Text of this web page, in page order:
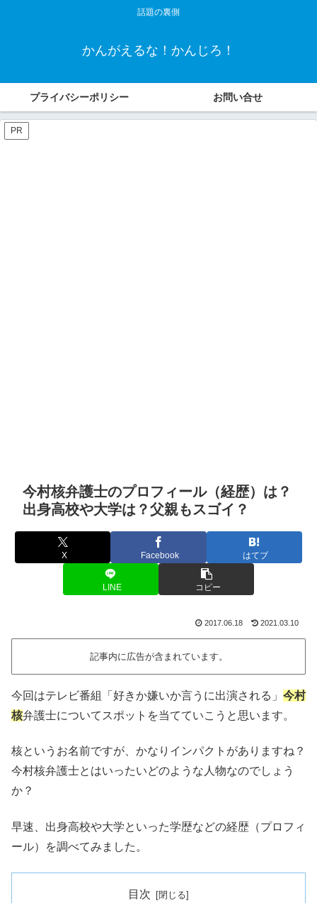
話題の裏側
かんがえるな！かんじろ！
プライバシーポリシー お問い合せ
PR
今村核弁護士のプロフィール（経歴）は？
出身高校や大学は？父親もスゴイ？
X Facebook はてブ
LINE コピー
2017.06.18 2021.03.10
記事内に広告が含まれています。
今回はテレビ番組「好きか嫌いか言うに出演される」 今村
核弁護士についてスポットを当てていこうと思います。
核というお名前ですが、かなりインパクトがありますね？
今村核弁護士とはいったいどのような人物なのでしょう
か？
早速、出身高校や大学といった学歴などの経歴（プロフィ
ール）を調べてみました。
目次